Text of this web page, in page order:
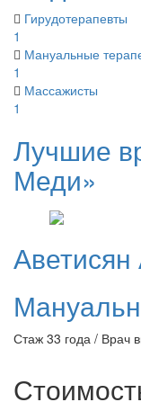
Гирудотерапевты
1
Мануальные
1
Массажисты
1
Лучшие
Меди»
Аветисян
Стаж 33 года / Врач